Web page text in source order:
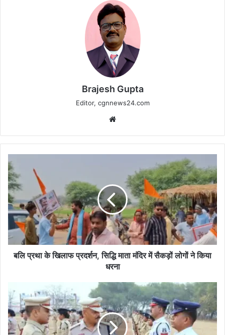
Brajesh Gupta
Editor, cgnnews24.com
प्रथा
के
खिलाफ
प्रदर्शन,
सिद्धि
माता
मंदिर
में
सैकड़ों
धरना
बलि प्रथा के खिलाफ प्रदर्शन, सिद्धि माता मंदिर में सैकड़ों लोगों ने किया
धरना
अधीक्षक
ने
ली
जनरल